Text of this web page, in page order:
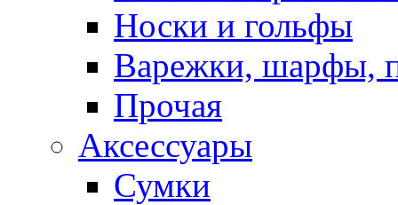
Носки и гольфы
Варежки, шарфы,
Прочая
Аксессуары
Сумки